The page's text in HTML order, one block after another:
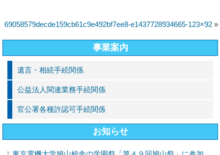
69058579decde159cb61c9e492bf7ee8-e1437728934665-123×92 »
事業案内
遺言・相続手続関係
公益法人関連業務手続関係
官公署各種許認可手続関係
お知らせ